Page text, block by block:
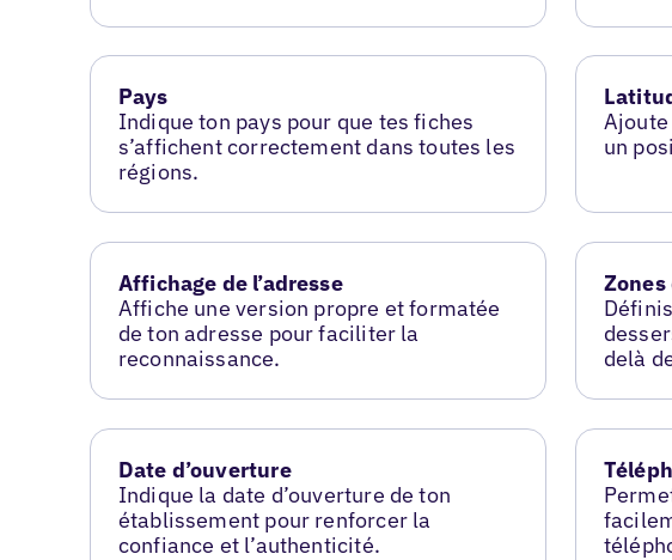
Pays
Indique ton pays pour que tes fiches
s’affichent correctement dans toutes les
régions.
un
Affichage de l’adresse
Affiche une version propre et formatée
de ton adresse pour faciliter la
reconnaissance.
delà
Date d’ouverture
Indique la date d’ouverture de ton
établissement pour renforcer la
confiance et l’authenticité.